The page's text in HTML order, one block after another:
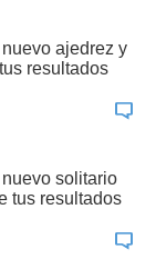
ajedrez y
resultados
solitario
tus resultados